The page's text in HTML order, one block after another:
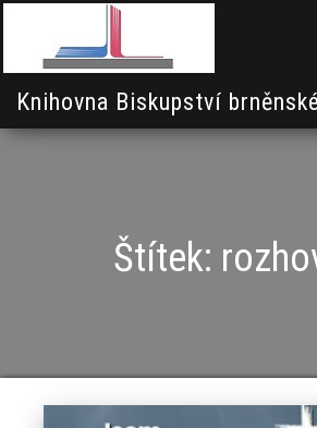
Knihovna Biskupství
Štítek: